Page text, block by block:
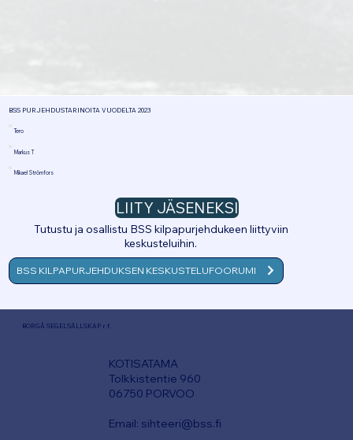
BSS PURJEHDUSTARINOITA VUODELTA 2023
Tero
Markus T
Mikael Strömfors
LIITY JÄSENEKSI
Tutustu ja osallistu BSS kilpapurjehdukeen liittyviin
keskusteluihin.
BSS KILPAPURJEHDUKSEN KESKUSTELUFOORUMI
BORGÅ SEGELSÄLLSKAP r.f.
KOTISATAMA
Tolkkistentie 960
06750 PORVOO
Email: sihteeri@bss.fi